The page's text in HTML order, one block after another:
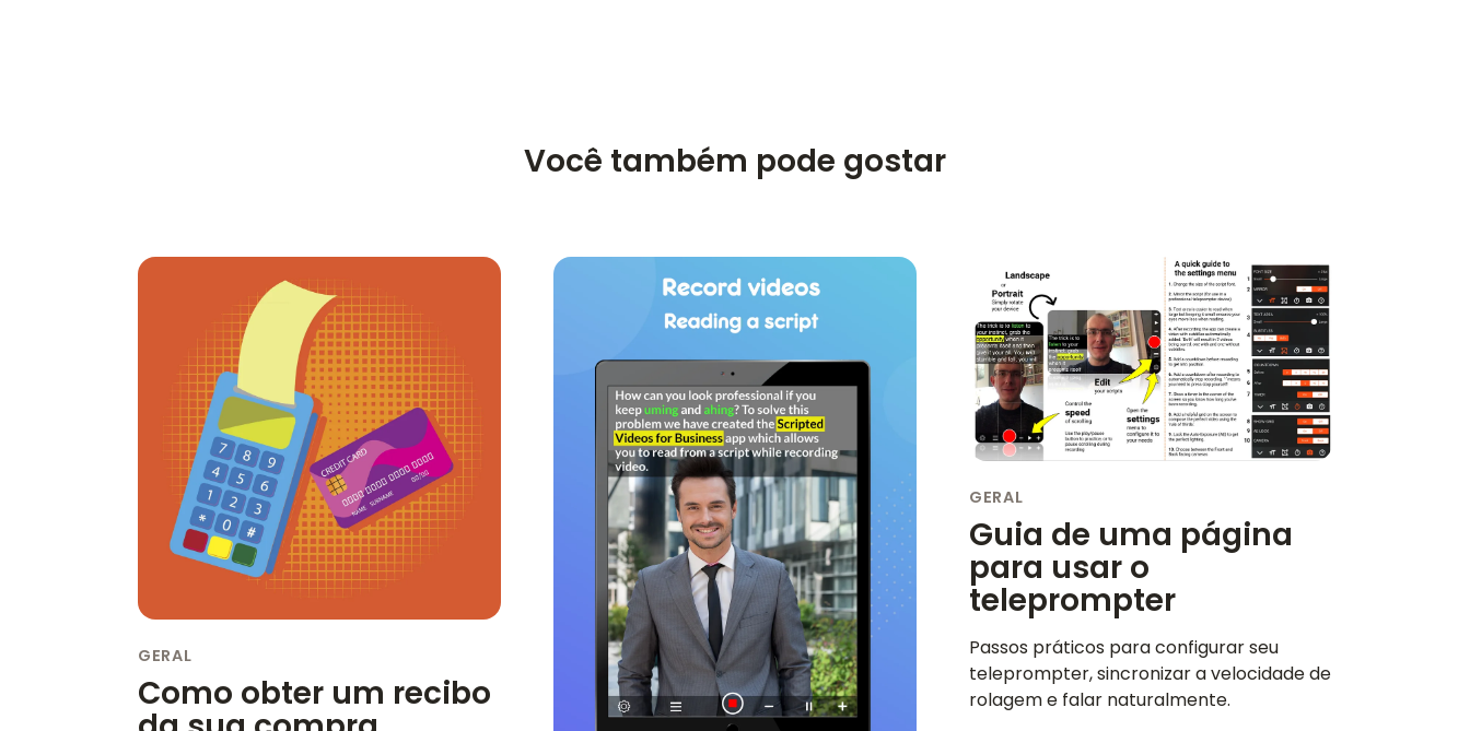
Você também pode gostar
GERAL
Como obter um recibo
GERAL
Guia de uma página
para usar o
teleprompter
Passos práticos para configurar seu
teleprompter, sincronizar a velocidade de
rolagem e falar naturalmente.